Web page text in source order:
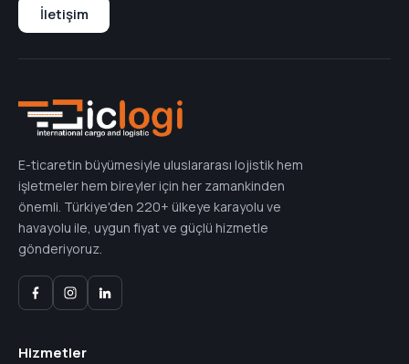
İletişim
E-ticaretin büyümesiyle uluslararası lojistik hem
işletmeler hem bireyler için her zamankinden
önemli. Türkiye'den 220+ ülkeye karayolu ve
havayolu ile, uygun fiyat ve güçlü hizmetle
gönderiyoruz.
Hizmetler